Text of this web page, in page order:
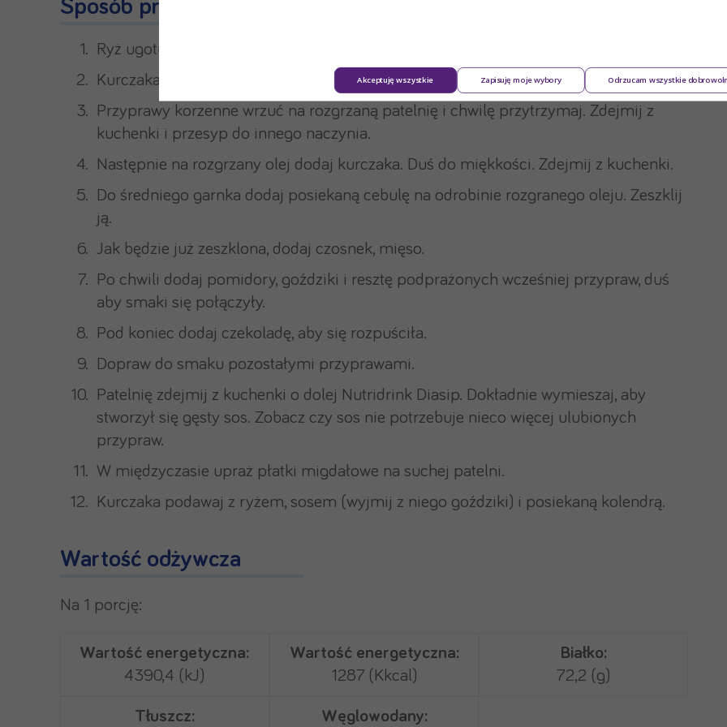
Sposób przygotowania:
Ryż ugotuj wg instrukcji na opakowaniu.
Kurczaka pokrój w niewielką kostkę.
Przyprawy korzenne wrzuć na rozgrzaną patelnię i chwilę przytrzymaj. Zdejmij z
kuchenki i przesyp do innego naczynia.
Następnie na rozgrzany olej dodaj kurczaka. Duś do miękkości. Zdejmij z kuchenki.
Do średniego garnka dodaj posiekaną cebulę na odrobinie rozgranego oleju. Zeszklij
ją.
Jak będzie już zeszklona, dodaj czosnek, mięso.
Po chwili dodaj pomidory, goździki i resztę podprażonych wcześniej przypraw, duś
aby smaki się połączyły.
Pod koniec dodaj czekoladę, aby się rozpuściła.
Dopraw do smaku pozostałymi przyprawami.
Patelnię zdejmij z kuchenki o dolej Nutridrink Diasip. Dokładnie wymieszaj, aby
stworzył się gęsty sos. Zobacz czy sos nie potrzebuje nieco więcej ulubionych
przypraw.
W międzyczasie upraż płatki migdałowe na suchej patelni.
Kurczaka podawaj z ryżem, sosem (wyjmij z niego goździki) i posiekaną kolendrą.
Wartość odżywcza
Na 1 porcję:
Wartość energetyczna:
4390,4 (kJ)
Wartość energetyczna:
1287 (Kkcal)
Białko:
72,2 (g)
Tłuszcz: Węglowodany:
Akceptuję wszystkie Zapisuję moje wybory Odrzucam wszystkie